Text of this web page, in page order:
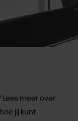
Lees meer over
jij kunt